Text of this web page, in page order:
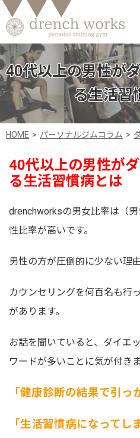
40代以上の男性が
る生活習
HOME パーソナルジムコラム
40代以上の男性が
る生活習慣病とは
drenchworksの男女比率は（
性比率が高いです。
男性の方が圧倒的に少ない理
カウンセリングを何百名も行
があります。
お話を聞いていると、ダイエ
ワードが多いことに気が付きま
「健康診断の結果で引っ
「生活習慣病になってし